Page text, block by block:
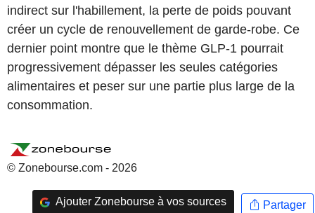
indirect sur l'habillement, la perte de poids pouvant
créer un cycle de renouvellement de garde-robe. Ce
dernier point montre que le thème GLP-1 pourrait
progressivement dépasser les seules catégories
alimentaires et peser sur une partie plus large de la
consommation.
© Zonebourse.com - 2026
Ajouter Zonebourse à vos sources Partager